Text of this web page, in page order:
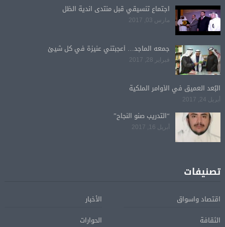
اجتماع تنسيقي قبل منتدى اندية الظل
مارس 03, 2017
جمعه الماجد… أعجبتني عنيزة في كل شيئ
فبراير 28, 2017
البُعد العميق في الأوامر الملكية
أبريل 24, 2017
“التدريب صنو النجاح”
أبريل 16, 2017
تصنيفات
اقتصاد واسواق
الأخبار
الثقافة
الحوارات